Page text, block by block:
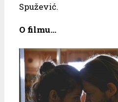
Spužević.
O filmu…